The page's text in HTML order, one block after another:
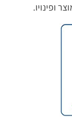
ופינויו.